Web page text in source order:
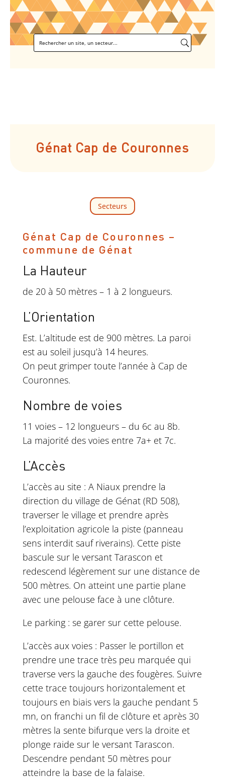
Génat Cap de Couronnes
Secteurs
Génat Cap de Couronnes –
commune de Génat
La Hauteur
de 20 à 50 mètres – 1 à 2 longueurs.
L’Orientation
Est. L’altitude est de 900 mètres. La paroi
est au soleil jusqu’à 14 heures.
On peut grimper toute l’année à Cap de
Couronnes.
Nombre de voies
11 voies – 12 longueurs – du 6c au 8b.
La majorité des voies entre 7a+ et 7c.
L’Accès
L’accès au site : A Niaux prendre la
direction du village de Génat (RD 508),
traverser le village et prendre après
l’exploitation agricole la piste (panneau
sens interdit sauf riverains). Cette piste
bascule sur le versant Tarascon et
redescend légèrement sur une distance de
500 mètres. On atteint une partie plane
avec une pelouse face à une clôture.
Le parking : se garer sur cette pelouse.
L’accès aux voies : Passer le portillon et
prendre une trace très peu marquée qui
traverse vers la gauche des fougères. Suivre
cette trace toujours horizontalement et
toujours en biais vers la gauche pendant 5
mn, on franchi un fil de clôture et après 30
mètres la sente bifurque vers la droite et
plonge raide sur le versant Tarascon.
Descendre pendant 50 mètres pour
atteindre la base de la falaise.